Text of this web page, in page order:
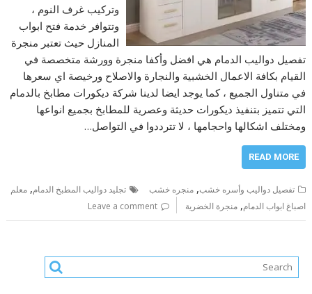
وتركيب غرف النوم ،
وتتوافر خدمة فتح ابواب
المنازل حيث تعتبر منجرة
تفصيل دواليب الدمام هي افضل وأكفا منجرة وورشة متخصصة في
القيام بكافة الاعمال الخشبية والنجارة والاصلاح ورخيصة اي سعرها
في متناول الجميع ، كما يوجد ايضا لدينا شركة ديكورات مطابخ بالدمام
التي تتميز بتنفيذ ديكورات حديثة وعصرية للمطابخ بجميع انواعها
ومختلف اشكالها واحجامها ، لا تترددوا في التواصل…
READ MORE
تفصيل دواليب وأسره خشب,منجره خشب تجليد دواليب المطبخ الدمام,معلم
اصباغ ابواب الدمام,منجرة الخضرية Leave a comment